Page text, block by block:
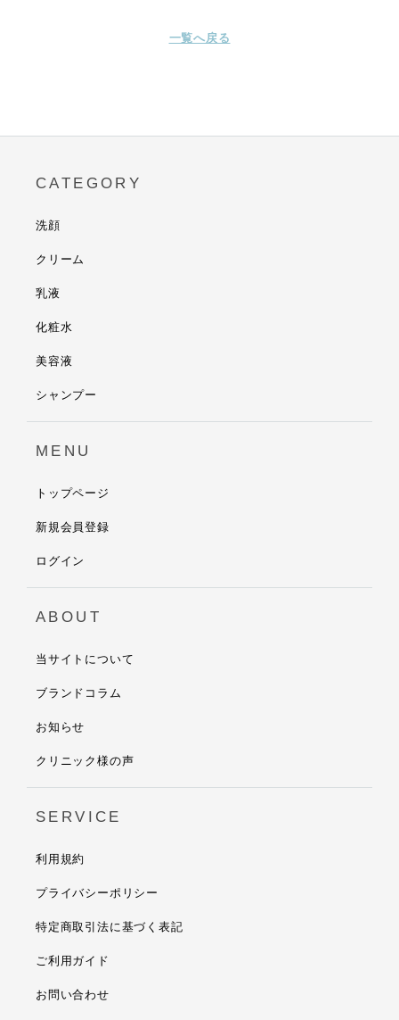
一覧へ戻る
CATEGORY
洗顔
クリーム
乳液
化粧水
美容液
シャンプー
MENU
トップページ
新規会員登録
ログイン
ABOUT
当サイトについて
ブランドコラム
お知らせ
クリニック様の声
SERVICE
利用規約
プライバシーポリシー
特定商取引法に基づく表記
ご利用ガイド
お問い合わせ